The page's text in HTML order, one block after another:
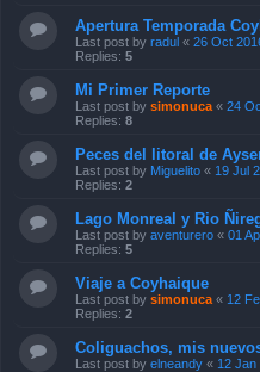
Apertura Temporada
Last post by radul « 26 Oct
Replies: 5
Mi Primer Reporte
Last post by simonuca « 24
Replies: 8
Peces del litoral de
Last post by Miguelito « 19 Jul
Replies: 2
Lago Monreal y Rio
Last post by aventurero « 01
Replies: 5
Viaje a Coyhaique
Last post by simonuca « 12
Replies: 2
Coliguachos, mis
Last post by elneandy « 12 Jan